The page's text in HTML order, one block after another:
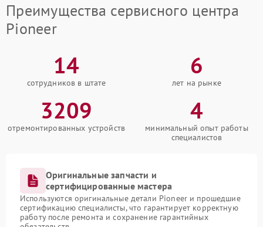
Преимущества сервисного центра
Pioneer
14
сотрудников в штате
6
лет на рынке
3209
отремонтированных устройств
4
минимальный опыт работы
специалистов
Оригинальные запчасти и
сертифицированные мастера
Используются оригинальные детали Pioneer и прошедшие
сертификацию специалисты, что гарантирует корректную
работу после ремонта и сохранение гарантийных